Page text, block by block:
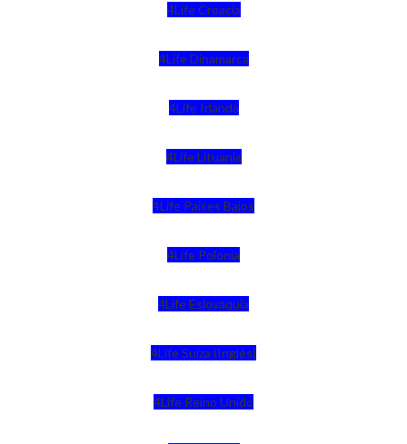
4Life Croacia
4Life Dinamarca
4Life Irlanda
4Life Lituania
4Life Paises Bajos
4Life Polonia
4Life Eslovaquia
4Life Suiza (Inglés)
4Life Reino Unido